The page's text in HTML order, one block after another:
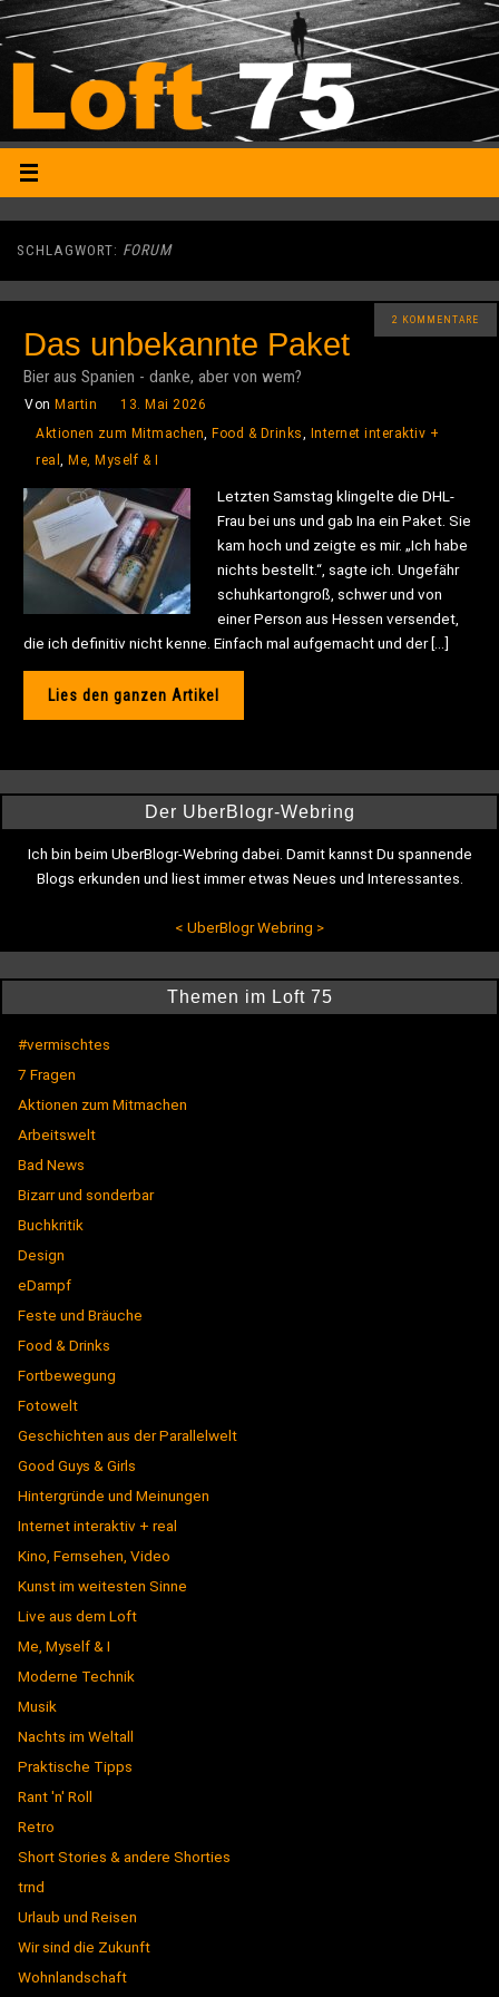
SCHLAGWORT: FORUM
2 KOMMENTARE
Das unbekannte Paket
Bier aus Spanien - danke, aber von wem?
Von Martin
13. Mai 2026
Aktionen zum Mitmachen, Food & Drinks, Internet interaktiv +
real, Me, Myself & I
Letzten Samstag klingelte die DHL-
Frau bei uns und gab Ina ein Paket. Sie
kam hoch und zeigte es mir. „Ich habe
nichts bestellt.“, sagte ich. Ungefähr
schuhkartongroß, schwer und von
einer Person aus Hessen versendet,
die ich definitiv nicht kenne. Einfach mal aufgemacht und der […]
Lies den ganzen Artikel
Der UberBlogr-Webring
Ich bin beim UberBlogr-Webring dabei. Damit kannst Du spannende
Blogs erkunden und liest immer etwas Neues und Interessantes.
< UberBlogr Webring >
Themen im Loft 75
#vermischtes
7 Fragen
Aktionen zum Mitmachen
Arbeitswelt
Bad News
Bizarr und sonderbar
Buchkritik
Design
eDampf
Feste und Bräuche
Food & Drinks
Fortbewegung
Fotowelt
Geschichten aus der Parallelwelt
Good Guys & Girls
Hintergründe und Meinungen
Internet interaktiv + real
Kino, Fernsehen, Video
Kunst im weitesten Sinne
Live aus dem Loft
Me, Myself & I
Moderne Technik
Musik
Nachts im Weltall
Praktische Tipps
Rant 'n' Roll
Retro
Short Stories & andere Shorties
trnd
Urlaub und Reisen
Wir sind die Zukunft
Wohnlandschaft